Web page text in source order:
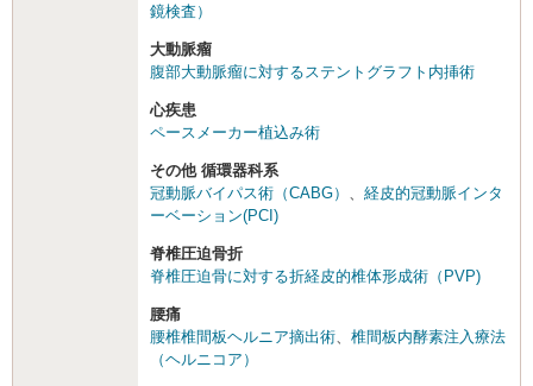
鏡検査）
大動脈瘤
腹部大動脈瘤に対するステントグラフト内挿術
心疾患
ペースメーカー植込み術
その他 循環器科系
冠動脈バイパス術（CABG）
経皮的冠動脈インタ
ーベーション(PCI)
脊椎圧迫骨折
脊椎圧迫骨に対する折経皮的椎体形成術（PVP)
腰痛
腰椎椎間板ヘルニア摘出術
椎間板内酵素注入療法
（ヘルニコア）